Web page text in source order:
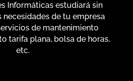
Informáticas estudiará sin
de tu empresa
de mantenimiento
tarifa plana, bolsa de horas,
etc.